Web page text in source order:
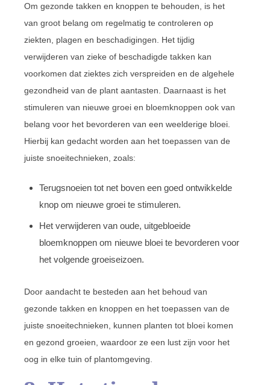
Om gezonde takken en knoppen te behouden, is het
van groot belang om regelmatig te controleren op
ziekten, plagen en beschadigingen. Het tijdig
verwijderen van zieke of beschadigde takken kan
voorkomen dat ziektes zich verspreiden en de algehele
gezondheid van de plant aantasten. Daarnaast is het
stimuleren van nieuwe groei en bloemknoppen ook van
belang voor het bevorderen van een weelderige bloei.
Hierbij kan gedacht worden aan het toepassen van de
juiste snoeitechnieken, zoals:
Terugsnoeien tot net boven een goed ontwikkelde
knop om nieuwe groei te stimuleren.
Het verwijderen van oude, uitgebloeide
bloemknoppen om nieuwe bloei te bevorderen voor
het volgende groeiseizoen.
Door aandacht te besteden aan het behoud van
gezonde takken en knoppen en het toepassen van de
juiste snoeitechnieken, kunnen planten tot bloei komen
en gezond groeien, waardoor ze een lust zijn voor het
oog in elke tuin of plantomgeving.